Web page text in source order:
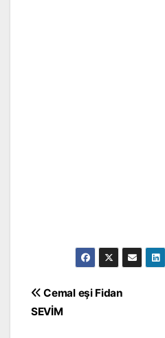
Yazı
gezinmesi
Cemal eşi Fidan
SEVİM